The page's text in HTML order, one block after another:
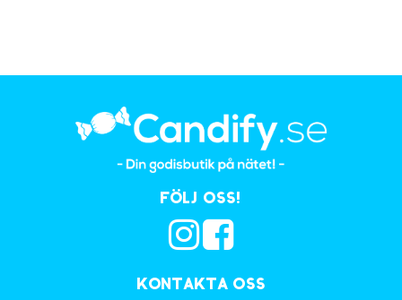
Kontakta oss
Följ oss!